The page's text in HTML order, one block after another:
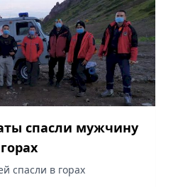
спасли мужчину
спасли в горах